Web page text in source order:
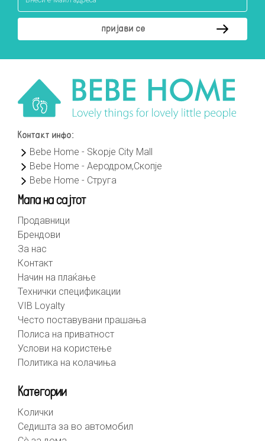
Контакт инфо:
Bebe Home - Skopje City Mall
Bebe Home - Аеродром,Скопје
Bebe Home - Струга
Мапа на сајтот
Продавници
Брендови
За нас
Контакт
Начин на плаќање
Технички спецификации
VIB Loyalty
Често поставувани прашања
Полиса на приватност
Услови на користење
Политика на колачиња
Категории
Колички
Седишта за во автомобил